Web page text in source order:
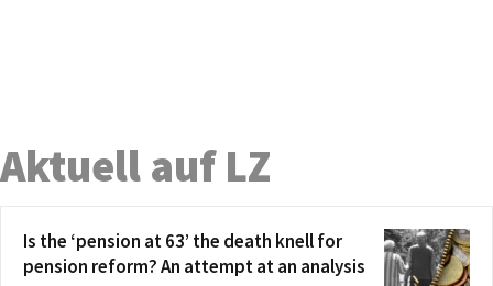
Aktuell auf LZ
Is the ‘pension at 63’ the death knell for
pension reform? An attempt at an analysis